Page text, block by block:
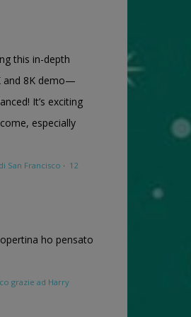
this in-depth
and 8K demo—
It’s exciting
especially
San Francisco · 12
ho pensato
grazie ad Harry